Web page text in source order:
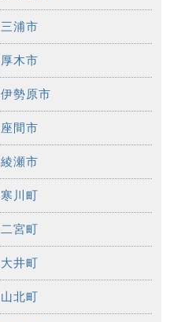
三浦市
厚木市
伊勢原市
座間市
綾瀬市
寒川町
二宮町
大井町
山北町